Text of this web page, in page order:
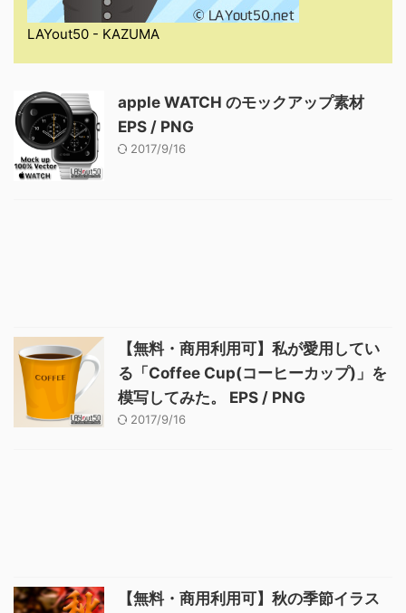
LAYout50 - KAZUMA
apple WATCH のモックアップ素材
EPS / PNG
2017/9/16
【無料・商用利用可】私が愛用してい
る「Coffee Cup(コーヒーカップ)」を
模写してみた。 EPS / PNG
2017/9/16
【無料・商用利用可】秋の季節イラス